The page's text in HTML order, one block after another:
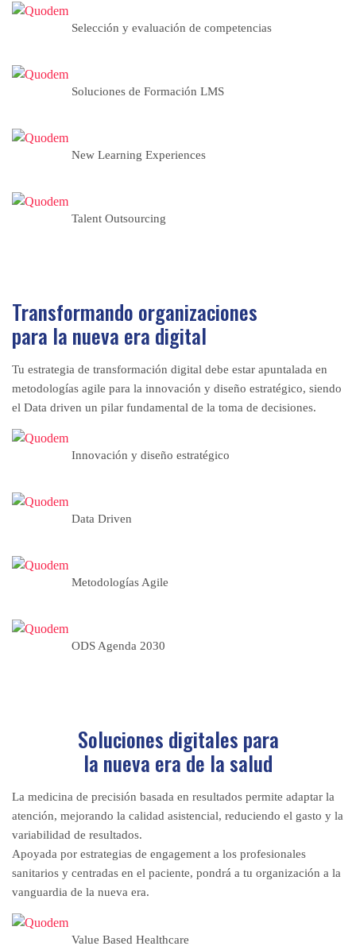
Selección y evaluación de competencias
Soluciones de Formación LMS
New Learning Experiences
Talent Outsourcing
Transformando organizaciones
para la nueva era digital
Tu estrategia de transformación digital debe estar apuntalada en
metodologías agile para la innovación y diseño estratégico, siendo
el Data driven un pilar fundamental de la toma de decisiones.
Innovación y diseño estratégico
Data Driven
Metodologías Agile
ODS Agenda 2030
Soluciones digitales para
la nueva era de la salud
La medicina de precisión basada en resultados permite adaptar la
atención, mejorando la calidad asistencial, reduciendo el gasto y la
variabilidad de resultados.
Apoyada por estrategias de engagement a los profesionales
sanitarios y centradas en el paciente, pondrá a tu organización a la
vanguardia de la nueva era.
Value Based Healthcare